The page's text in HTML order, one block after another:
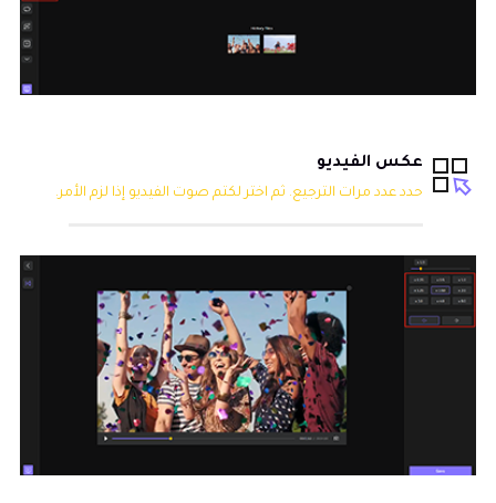
عكس الفيديو
حدد عدد مرات الترجيع. ثم اختر لكتم صوت الفيديو إذا لزم الأمر.